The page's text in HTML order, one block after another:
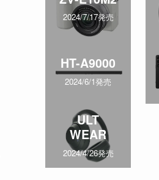
2024/7/17発売
HT-A9000
2024/6/1発売
ULT
WEAR
2024/4/26発売